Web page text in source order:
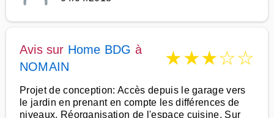
Avis sur Home BDG à
NOMAIN
★★★☆☆
Projet de conception: Accès depuis le garage vers
le jardin en prenant en compte les différences de
niveaux. Réorganisation de l'espace cuisine. Sur